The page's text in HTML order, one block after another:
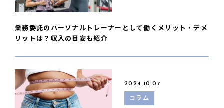
業務委託のパーソナルトレーナーとして働くメリット・デメ
リットは？収入の目安も紹介
2024.10.07
コラム